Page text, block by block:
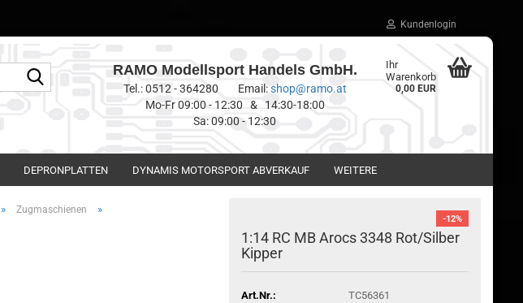
Kundenlogin
RAMO Modellsport Handels GmbH.
Tel.: 0512 - 364280 Email:shop@ramo.at
Mo-Fr 09:00 - 12:30 & 14:30-18:00
Sa: 09:00 - 12:30
Ihr
Warenkorb
0,00 EUR
DEPRONPLATTEN DYNAMIS MOTORSPORT ABVERKAUF WEITERE
» Zugmaschienen »
-12%
1:14 RC MB Arocs 3348 Rot/Silber
Kipper
Art.Nr.:
TC56361